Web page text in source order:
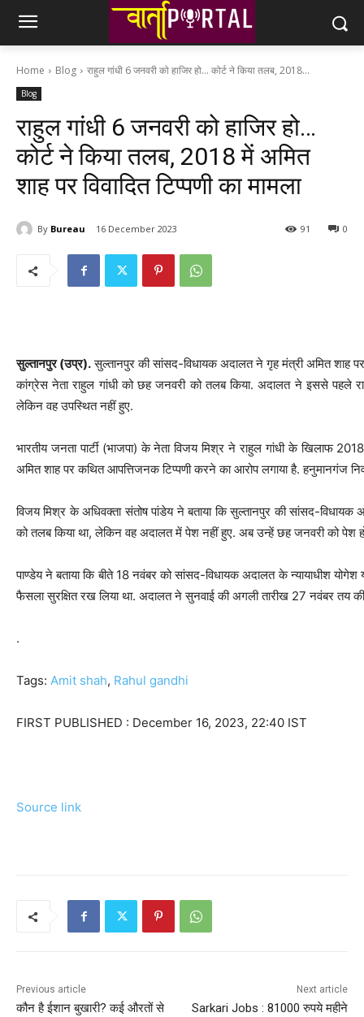
Home Blog राहुल गांधी 6 जनवरी को हाजिर हो... कोर्ट ने किया तलब, 2018...
Blog
राहुल गांधी 6 जनवरी को हाजिर हो…
कोर्ट ने किया तलब, 2018 में अमित
शाह पर विवादित टिप्पणी का मामला
By Bureau 16 December 2023 0
91
सुल्तानपुर (उप्र).सुल्तानपुर की सांसद-विधायक अदालत ने गृह मंत्री अमित शाह
कांग्रेस नेता राहुल गांधी को छह जनवरी को तलब किया. अदालत ने इससे पहले
लेकिन वह उपस्थित नहीं हुए.
भारतीय जनता पार्टी (भाजपा) के नेता विजय मिश्र ने राहुल गांधी के खिलाफ
अमित शाह पर कथित आपत्तिजनक टिप्‍पणी करने का आरोप लगाया है. हनुमानगंज
विजय मिश्र के अधिवक्ता संतोष पांडेय ने बताया कि सुल्तानपुर की सांसद-
को तलब किया था, लेकिन वह अदालत में पेश नहीं हुए. अब उन्हें छह जनवरी को पेश
पाण्डेय ने बताया कि बीते 18 नवंबर को सांसद-विधायक अदालत के न्‍यायाधीश
फैसला सुरक्षित रख लिया था. अदालत ने सुनवाई की अगली तारीख 27 नवंबर तय
.
Tags: Amit shah, Rahul gandhi
FIRST PUBLISHED : December 16, 2023, 22:40 IST
Source link
Previous article
कौन है ईशान बुखारी? कई औरतों से
Next article
Sarkari Jobs : 81000 रुपये महीने